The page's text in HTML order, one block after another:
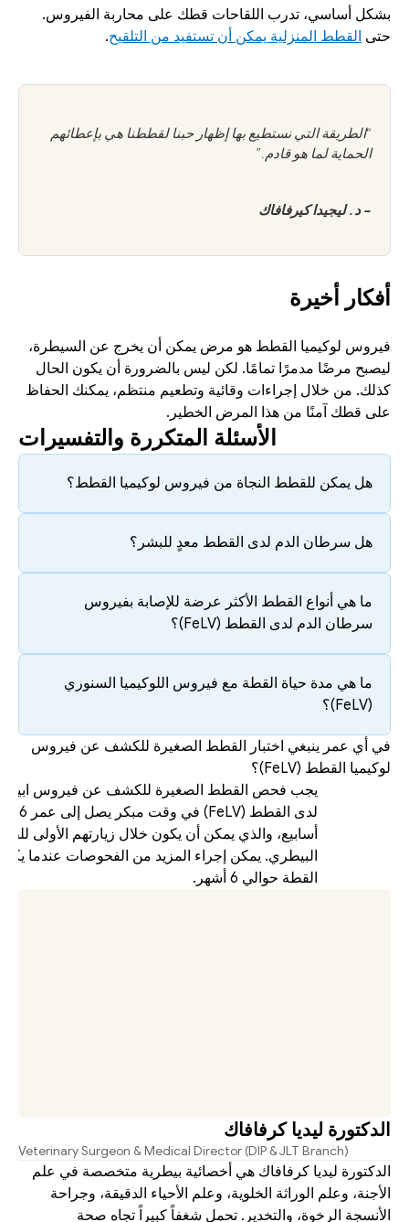
حتى القطط المنزلية يمكن أن تستفيد من التلقيح.
الحماية لما هو قادم.”
- د. ليجيدا كيرفافاك
أفكار أخيرة
على قطك آمنًا من هذا المرض الخطير.
الأسئلة المتكررة والتفسيرات
هل يمكن للقطط النجاة من فيروس لوكيميا القطط؟
هل سرطان الدم لدى القطط معدٍ للبشر؟
سرطان الدم لدى القطط (FeLV)؟
(FeLV)؟
لوكيميا القطط (FeLV)؟
القطة حوالي 6 أشهر.
الدكتورة ليديا كرفافاك
Veterinary Surgeon & Medical Director (DIP & JLT Branch)